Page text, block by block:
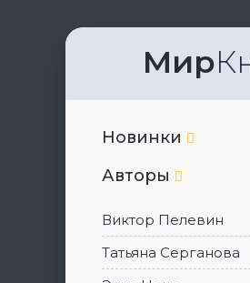
Мир
Новинки
Авторы
Виктор Пелевин
Татьяна Серганова